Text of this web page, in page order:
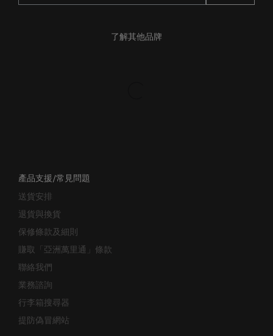
了解其他品牌
產品支援/常見問題
送貨安排
退貨與換貨
保修條款及細則
賺取「亞洲萬里通」條款
聯絡我們
業務諮詢
行李箱搜尋器
提防偽冒網站